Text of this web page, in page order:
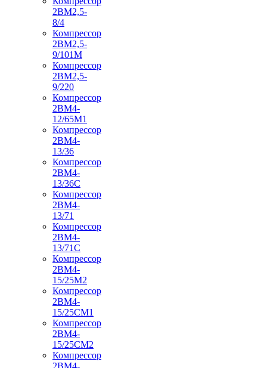
2ВМ2,5-
8/4
Компрессор
2ВМ2,5-
9/101М
Компрессор
2ВМ2,5-
9/220
Компрессор
2ВМ4-
12/65М1
Компрессор
2ВМ4-
13/36
Компрессор
2ВМ4-
13/36С
Компрессор
2ВМ4-
13/71
Компрессор
2ВМ4-
13/71С
Компрессор
2ВМ4-
15/25М2
Компрессор
2ВМ4-
15/25СМ1
Компрессор
2ВМ4-
15/25СМ2
Компрессор
2ВМ4-